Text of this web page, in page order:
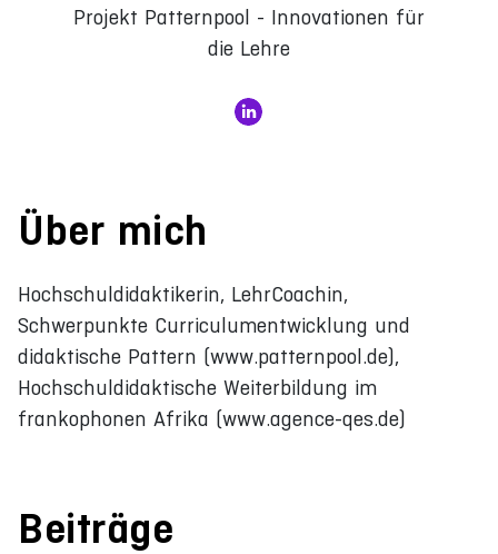
Projekt Patternpool - Innovationen für
die Lehre
Über mich
Hochschuldidaktikerin, LehrCoachin,
Schwerpunkte Curriculumentwicklung und
didaktische Pattern (www.patternpool.de),
Hochschuldidaktische Weiterbildung im
frankophonen Afrika (www.agence-qes.de)
Beiträge